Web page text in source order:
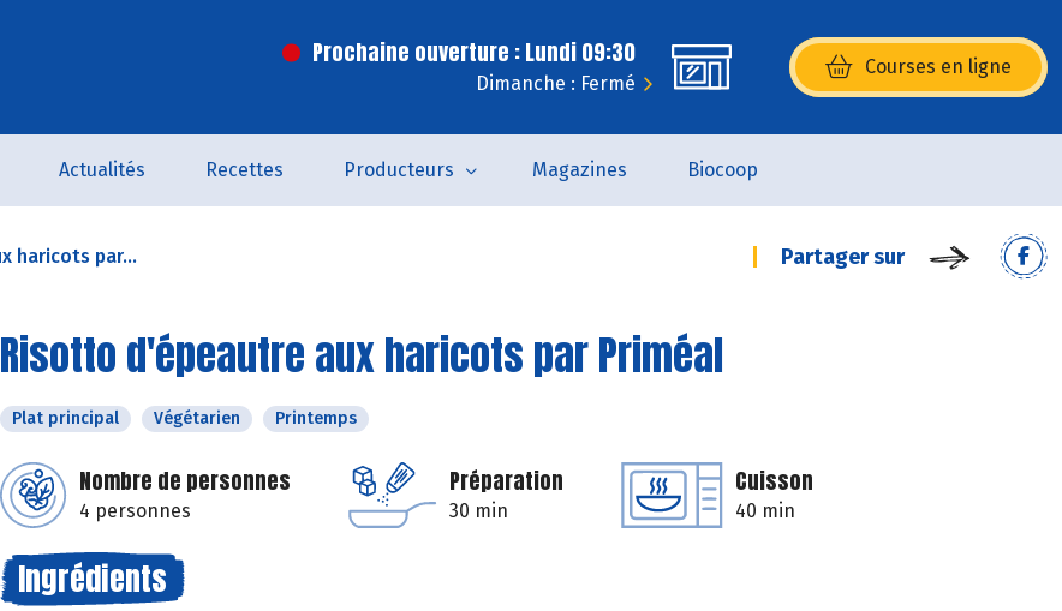
Prochaine ouverture : Lundi 09:30
Dimanche : Fermé
Courses en ligne
(s’ouvre dans une nouvelle
Actualités Recettes Producteurs Magazines Biocoop
haricots par... Partager sur
Risotto d'épeautre aux haricots par Priméal
Plat principal Végétarien Printemps
Nombre de personnes
4 personnes
Préparation
30 min
Cuisson
40 min
Ingrédients